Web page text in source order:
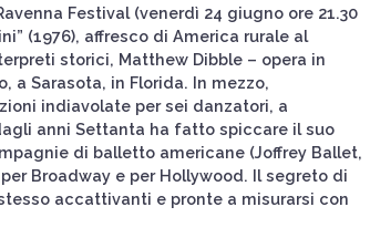
Festival (venerdì 24 giugno ore 21.30
(1976), affresco di America rurale al
storici, Matthew Dibble – opera in
a Sarasota, in Florida. In mezzo,
indiavolate per sei danzatori, a
anni Settanta ha fatto spiccare il suo
di balletto americane (Joffrey Ballet,
Broadway e per Hollywood. Il segreto di
accattivanti e pronte a misurarsi con